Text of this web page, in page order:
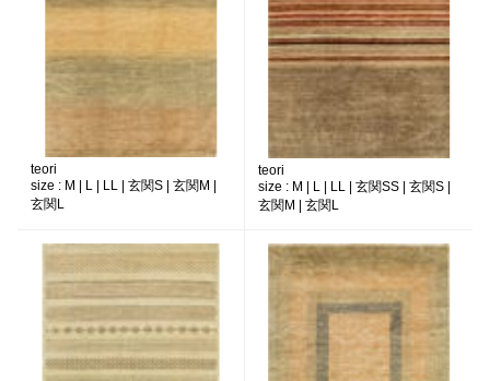
teori
size : M | L | LL | 玄関S | 玄関M |
玄関L
teori
size : M | L | LL | 玄関SS | 玄関S |
玄関M | 玄関L